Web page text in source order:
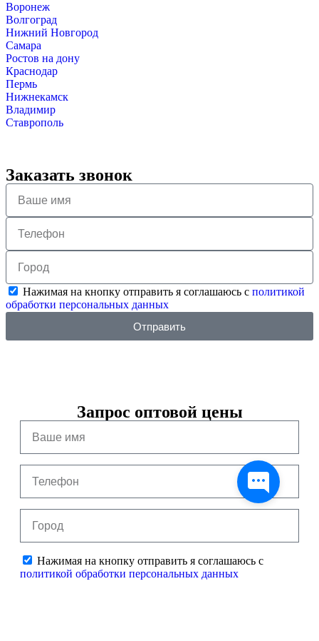
Воронеж
Волгоград
Нижний Новгород
Самара
Ростов на дону
Краснодар
Пермь
Нижнекамск
Владимир
Ставрополь
Заказать звонок
Нажимая на кнопку отправить я соглашаюсь с политикой
обработки персональных данных
Отправить
Запрос оптовой цены
Нажимая на кнопку отправить я соглашаюсь с
политикой обработки персональных данных